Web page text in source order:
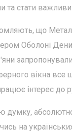
та стати
що
Оболоні
вікна все
інтерес до
думку, абсолютно
на